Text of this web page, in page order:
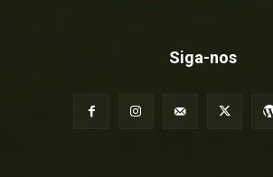
Siga-nos